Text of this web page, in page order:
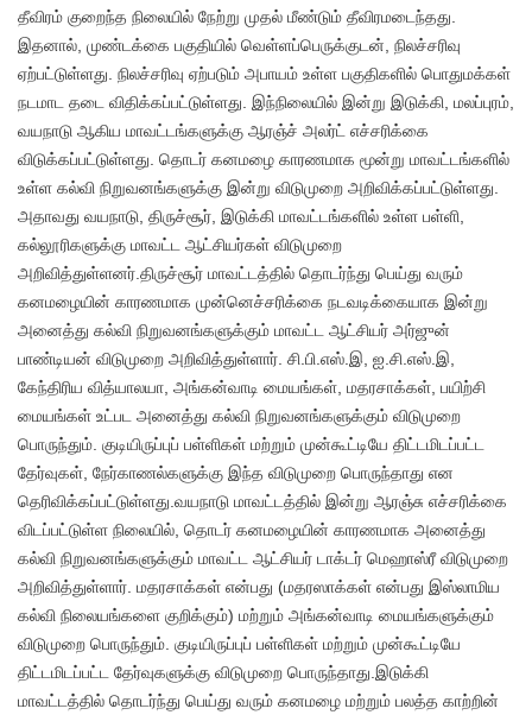
தீவிரம் குறைந்த நிலையில் நேற்று முதல் மீண்டும் தீவிரமடைந்தது.
இதனால், முண்டக்கை பகுதியில் வெள்ளப்பெருக்குடன், நிலச்சரிவு
ஏற்பட்டுள்ளது. நிலச்சரிவு ஏற்படும் அபாயம் உள்ள பகுதிகளில் பொதுமக்கள்
நடமாட தடை விதிக்கப்பட்டுள்ளது. இந்நிலையில் இன்று இடுக்கி, மலப்புரம்,
வயநாடு ஆகிய மாவட்டங்களுக்கு ஆரஞ்ச் அலர்ட் எச்சரிக்கை
விடுக்கப்பட்டுள்ளது. தொடர் கனமழை காரணமாக மூன்று மாவட்டங்களில்
உள்ள கல்வி நிறுவனங்களுக்கு இன்று விடுமுறை அறிவிக்கப்பட்டுள்ளது.
அதாவது வயநாடு, திருச்சூர், இடுக்கி மாவட்டங்களில் உள்ள பள்ளி,
கல்லூரிகளுக்கு மாவட்ட ஆட்சியர்கள் விடுமுறை
அறிவித்துள்ளனர்.திருச்சூர் மாவட்டத்தில் தொடர்ந்து பெய்து வரும்
கனமழையின் காரணமாக முன்னெச்சரிக்கை நடவடிக்கையாக இன்று
அனைத்து கல்வி நிறுவனங்களுக்கும் மாவட்ட ஆட்சியர் அர்ஜுன்
பாண்டியன் விடுமுறை அறிவித்துள்ளார். சி.பி.எஸ்.இ, ஐ.சி.எஸ்.இ,
கேந்திரிய வித்யாலயா, அங்கன்வாடி மையங்கள், மதரசாக்கள், பயிற்சி
மையங்கள் உட்பட அனைத்து கல்வி நிறுவனங்களுக்கும் விடுமுறை
பொருந்தும். குடியிருப்புப் பள்ளிகள் மற்றும் முன்கூட்டியே திட்டமிடப்பட்ட
தேர்வுகள், நேர்காணல்களுக்கு இந்த விடுமுறை பொருந்தாது என
தெரிவிக்கப்பட்டுள்ளது.வயநாடு மாவட்டத்தில் இன்று ஆரஞ்சு எச்சரிக்கை
விடப்பட்டுள்ள நிலையில், தொடர் கனமழையின் காரணமாக அனைத்து
கல்வி நிறுவனங்களுக்கும் மாவட்ட ஆட்சியர் டாக்டர் மெஹாஸ்ரீ விடுமுறை
அறிவித்துள்ளார். மதரசாக்கள் என்பது (மதரஸாக்கள் என்பது இஸ்லாமிய
கல்வி நிலையங்களை குறிக்கும்) மற்றும் அங்கன்வாடி மையங்களுக்கும்
விடுமுறை பொருந்தும். குடியிருப்புப் பள்ளிகள் மற்றும் முன்கூட்டியே
திட்டமிடப்பட்ட தேர்வுகளுக்கு விடுமுறை பொருந்தாது.இடுக்கி
மாவட்டத்தில் தொடர்ந்து பெய்து வரும் கனமழை மற்றும் பலத்த காற்றின்